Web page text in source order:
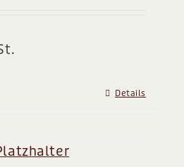
Details